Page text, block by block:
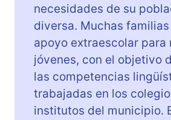
necesidades de su
diversa. Muchas
apoyo extraescolar para
jóvenes, con el objetivo
las competencias
trabajadas en los
institutos del municipio.